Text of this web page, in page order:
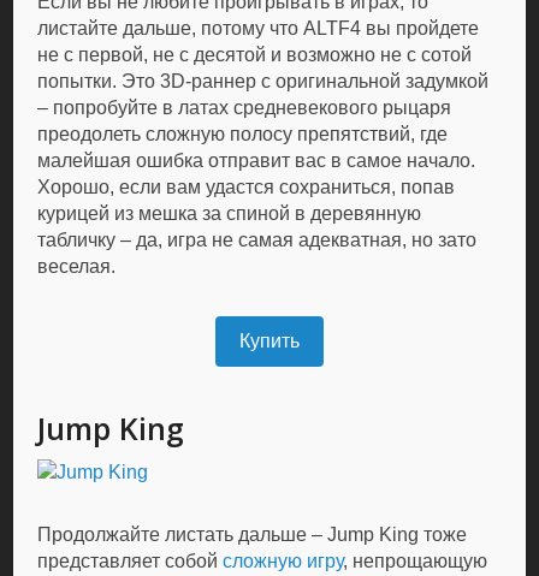
листайте дальше, потому что ALTF4 вы пройдете
не с первой, не с десятой и возможно не с сотой
попытки. Это 3D-раннер с оригинальной задумкой
– попробуйте в латах средневекового рыцаря
преодолеть сложную полосу препятствий, где
малейшая ошибка отправит вас в самое начало.
Хорошо, если вам удастся сохраниться, попав
курицей из мешка за спиной в деревянную
табличку – да, игра не самая адекватная, но зато
веселая.
Купить
Jump King
Продолжайте листать дальше – Jump King тоже
представляет собойсложную игру, непрощающую